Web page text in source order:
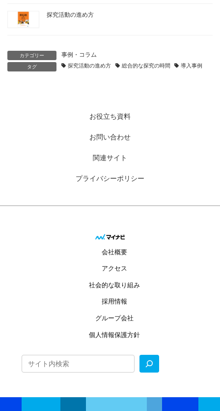
探究活動の進め方
カテゴリー 事例・コラム
タグ 探究活動の進め方 総合的な探究の時間 導入事例
お役立ち資料
お問い合わせ
関連サイト
プライバシーポリシー
会社概要
アクセス
社会的な取り組み
採用情報
グループ会社
個人情報保護方針